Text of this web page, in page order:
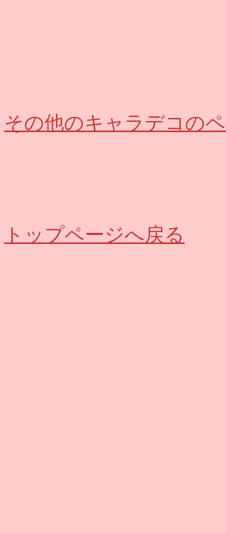
その他のキャラデコの
トップページへ戻る